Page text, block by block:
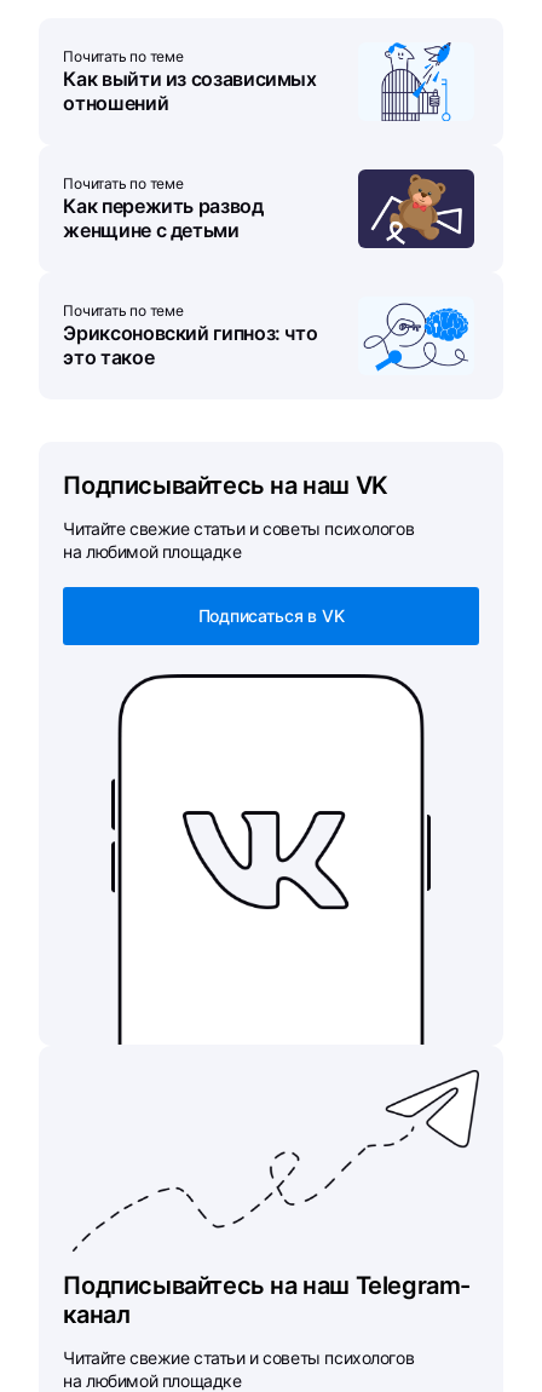
Почитать по теме
Как выйти из созависимых
отношений
Почитать по теме
Как пережить развод
женщине с детьми
Почитать по теме
Эриксоновский гипноз: что
это такое
Подписывайтесь на наш VK
Читайте свежие статьи и советы психологов
на любимой площадке
Подписаться в VK
Подписывайтесь на наш Telegram-
канал
Читайте свежие статьи и советы психологов
на любимой площадке